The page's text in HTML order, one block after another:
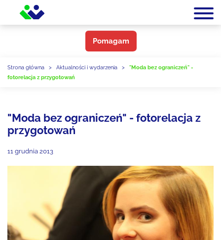
Pomagam
Strona główna > Aktualności i wydarzenia >
"Moda bez ograniczeń" -
fotorelacja z przygotowań
"Moda bez ograniczeń" - fotorelacja z
przygotowań
11 grudnia 2013